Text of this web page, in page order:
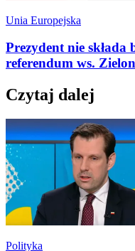
Unia Europejska
Prezydent nie
referendum ws.
Czytaj dalej
Polityka